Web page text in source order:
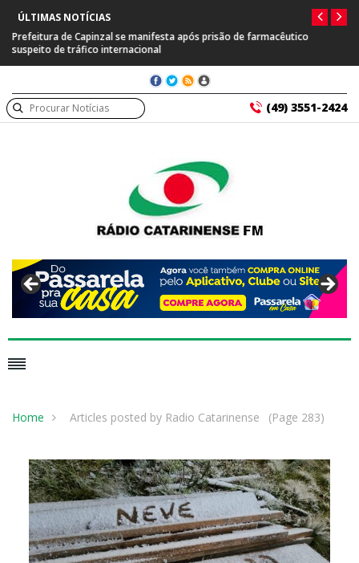
ÚLTIMAS NOTÍCIAS
Prefeitura de Capinzal se manifesta após prisão de farmacêutico
suspeito de tráfico internacional
(49) 3551-2424
Home Articles posted by Radio Catarinense (Page 283)